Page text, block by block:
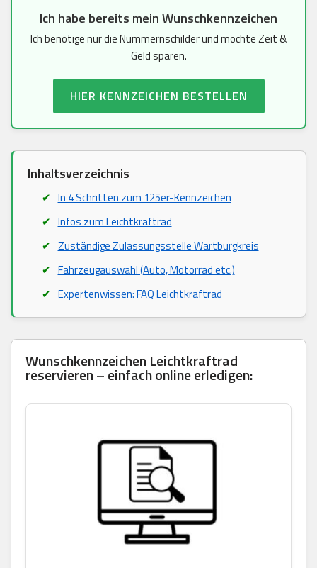
Ich habe bereits mein Wunschkennzeichen
Ich benötige nur die Nummernschilder und möchte Zeit &
Geld sparen.
HIER KENNZEICHEN BESTELLEN
Inhaltsverzeichnis
In 4 Schritten zum 125er-Kennzeichen
Infos zum Leichtkraftrad
Zuständige Zulassungsstelle Wartburgkreis
Fahrzeugauswahl (Auto, Motorrad etc.)
Expertenwissen: FAQ Leichtkraftrad
Wunschkennzeichen Leichtkraftrad
reservieren – einfach online erledigen: